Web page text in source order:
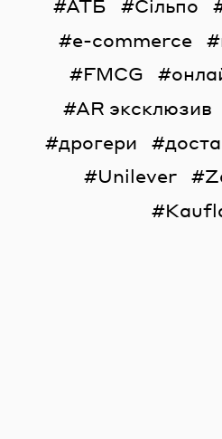
АТБ
Сільпо
e-commerce
FMCG
AR эксклюзив
дрогери
Unilever